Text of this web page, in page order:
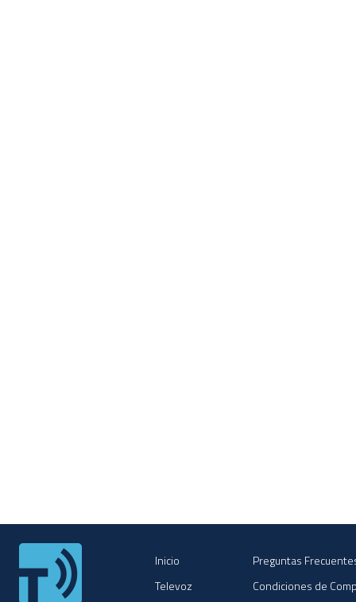
Inicio
Preguntas
Televoz
Condiciones de